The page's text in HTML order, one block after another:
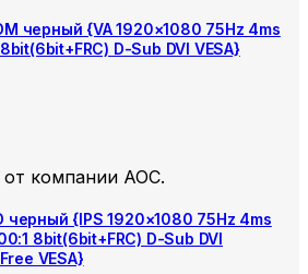
черный {VA 1920×1080 75Hz 4ms
D-Sub DVI VESA}
компании AOC.
черный {IPS 1920×1080 75Hz 4ms
8bit(6bit+FRC) D-Sub DVI
VESA}